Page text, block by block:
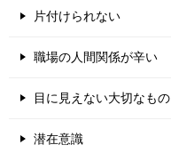
片付けられない
職場の人間関係が辛い
目に見えない大切なもの
潜在意識